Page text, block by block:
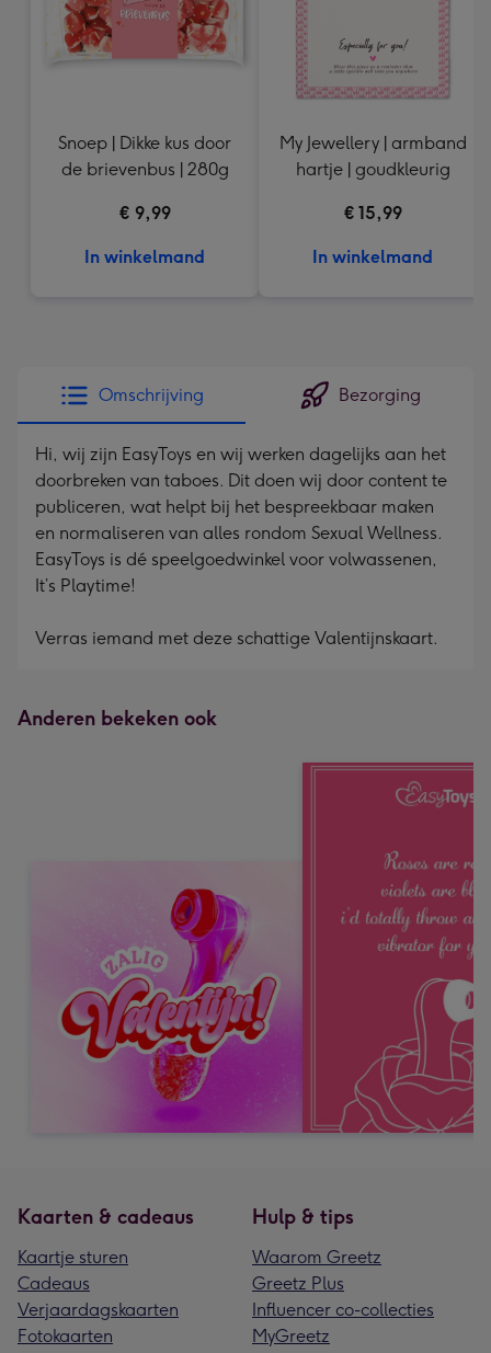
Snoep | Dikke kus door
de brievenbus | 280g
€ 9,99
In winkelmand
My Jewellery | armband
hartje | goudkleurig
€ 15,99
In winkelmand
Omschrijving Bezorging
Hi, wij zijn EasyToys en wij werken dagelijks aan het
doorbreken van taboes. Dit doen wij door content te
publiceren, wat helpt bij het bespreekbaar maken
en normaliseren van alles rondom Sexual Wellness.
EasyToys is dé speelgoedwinkel voor volwassenen,
It’s Playtime!
Verras iemand met deze schattige Valentijnskaart.
Anderen bekeken ook
Kaarten & cadeaus
Kaartje sturen
Cadeaus
Verjaardagskaarten
Fotokaarten
Hulp & tips
Waarom Greetz
Greetz Plus
Influencer co-collecties
MyGreetz